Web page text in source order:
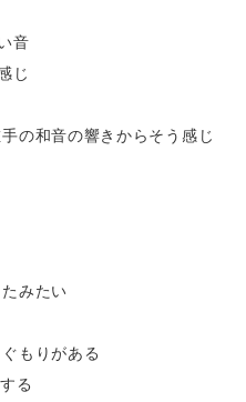
音
じ
の和音の響きからそう感じ
みたい
もりがある
る